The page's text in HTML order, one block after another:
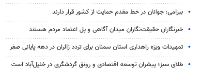
بیرامی: جوانان در خط مقدم حمایت از کشور قرار دارند
خبرنگاران حقیقت‌نگاران میدان آگاهی و پل اعتماد مردم هستند
تمهیدات ویژه راهداری استان سمنان برای تردد زائران در دهه پایانی صفر
طلای سبز؛ پیشران توسعه اقتصادی و رونق گردشگری در خلیل‌آباد است